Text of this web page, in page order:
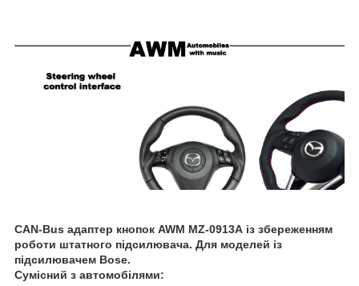
CAN-Bus адаптер кнопок AWM MZ-0913A із збереженням
роботи штатного підсилювача. Для моделей із
підсилювачем Bose.
Сумісний з автомобілями: